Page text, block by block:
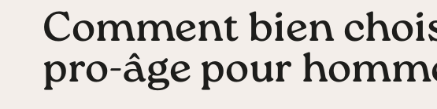
Comment bien
pro-âge pour